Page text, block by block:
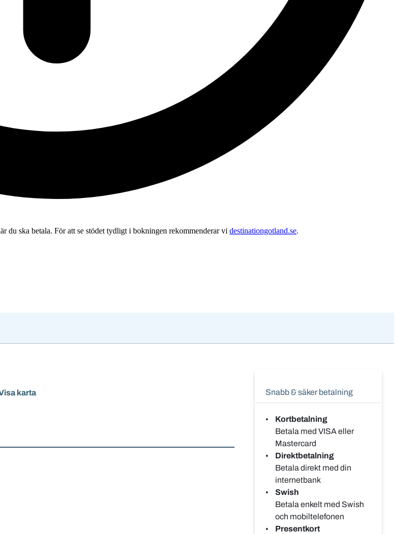
du ska betala. För att se stödet tydligt i bokningen rekommenderar vi destinationgotland.se.
karta
Snabb & säker betalning
Kortbetalning
Betala med VISA eller
Mastercard
Direktbetalning
Betala direkt med din
internetbank
Swish
Betala enkelt med Swish
och mobiltelefonen
Presentkort